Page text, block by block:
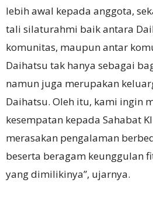
lebih awal kepada anggota,
tali silaturahmi baik antara
komunitas, maupun antar
Daihatsu tak hanya sebagai
namun juga merupakan
Daihatsu. Oleh itu, kami ingin
kesempatan kepada Sahabat
merasakan pengalaman
beserta beragam keunggulan
yang dimilikinya”, ujarnya.